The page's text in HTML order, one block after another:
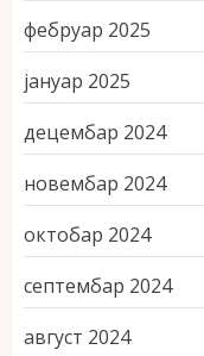
фебруар 2025
јануар 2025
децембар 2024
новембар 2024
октобар 2024
септембар 2024
август 2024